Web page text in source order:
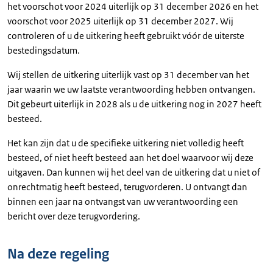
het voorschot voor 2024 uiterlijk op 31 december 2026 en het
voorschot voor 2025 uiterlijk op 31 december 2027. Wij
controleren of u de uitkering heeft gebruikt vóór de uiterste
bestedingsdatum.
Wij stellen de uitkering uiterlijk vast op 31 december van het
jaar waarin we uw laatste verantwoording hebben ontvangen.
Dit gebeurt uiterlijk in 2028 als u de uitkering nog in 2027 heeft
besteed.
Het kan zijn dat u de specifieke uitkering niet volledig heeft
besteed, of niet heeft besteed aan het doel waarvoor wij deze
uitgaven. Dan kunnen wij het deel van de uitkering dat u niet of
onrechtmatig heeft besteed, terugvorderen. U ontvangt dan
binnen een jaar na ontvangst van uw verantwoording een
bericht over deze terugvordering.
Na deze regeling